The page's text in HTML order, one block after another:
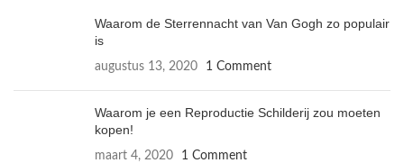
Waarom de Sterrennacht van Van Gogh zo populair
is
augustus 13, 2020 1 Comment
Waarom je een Reproductie Schilderij zou moeten
kopen!
maart 4, 2020 1 Comment